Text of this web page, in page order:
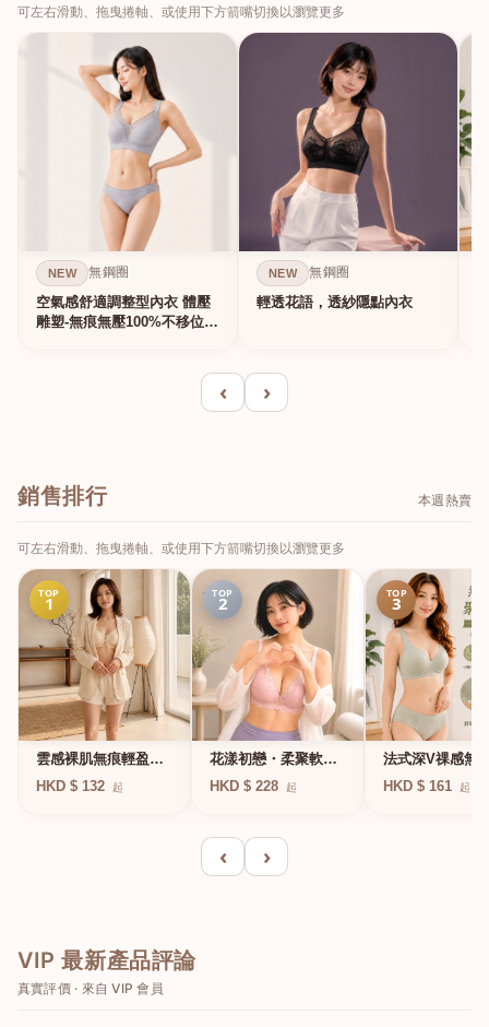
可左右滑動、拖曳捲軸、或使用下方箭嘴切換以瀏覽更多
NEW 無鋼圈
空氣感舒適調整型內衣 體壓
雕塑-無痕無壓100%不移位的
NEW 無鋼圈
輕透花語，透紗隱點內衣
‹ ›
銷售排行 本週熱賣
可左右滑動、拖曳捲軸、或使用下方箭嘴切換以瀏覽更多
TOP
1
雲感裸肌無痕輕盈無
鋼圈內衣
HKD $ 132 起
TOP
2
花漾初戀・柔聚軟鋼
圈蕾絲內衣
HKD $ 228 起
TOP
3
法式深V祼感無
凍軟支撐條無鋼
HKD $ 161 起
‹ ›
VIP 最新產品評論
真實評價 · 來自 VIP 會員